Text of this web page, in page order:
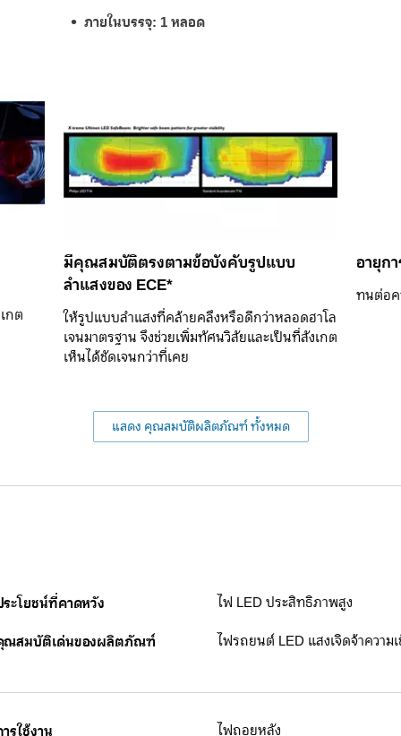
ภายในบรรจุ: 1 หลอด
กต
มีคุณสมบัติตรงตามข้อบังคับรูปแบบ
ลำแสงของ ECE*
ให้รูปแบบลำแสงที่คล้ายคลึงหรือดีกว่าหลอดฮาโล
เจนมาตรฐาน จึงช่วยเพิ่มทัศนวิสัยและเป็นที่สังเกต
เห็นได้ชัดเจนกว่าที่เคย
อายุก
ทนต่อค
แสดง คุณสมบัติผลิตภัณฑ์ ทั้งหมด
ะโยชน์ที่คาดหวัง ไฟ LED ประสิทธิภาพสูง
สมบัติเด่นของผลิตภัณฑ์ ไฟรถยนต์ LED แสงเจิดจ้าความ
รใช้งาน ไฟถอยหลัง